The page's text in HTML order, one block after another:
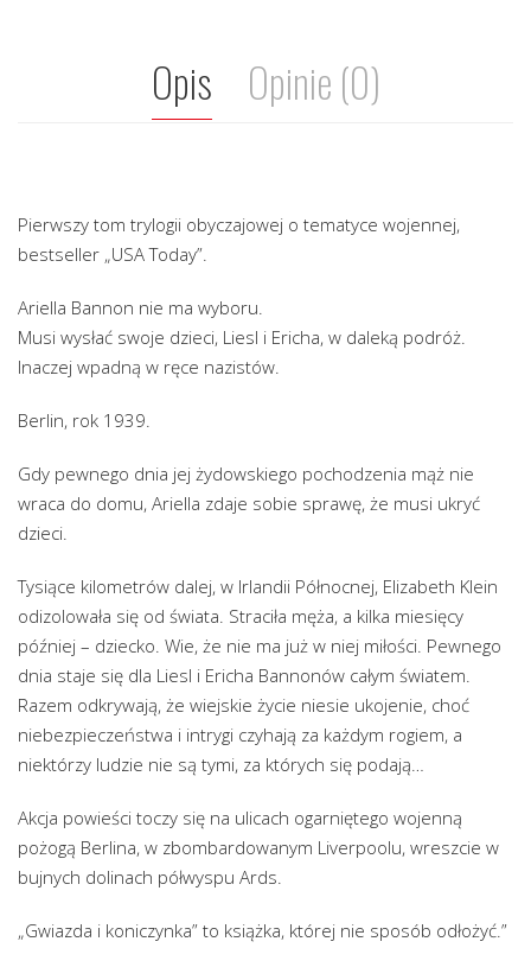
Opis Opinie (0)
Pierwszy tom trylogii obyczajowej o tematyce wojennej,
bestseller „USA Today”.
Ariella Bannon nie ma wyboru.
Musi wysłać swoje dzieci, Liesl i Ericha, w daleką podróż.
Inaczej wpadną w ręce nazistów.
Berlin, rok 1939.
Gdy pewnego dnia jej żydowskiego pochodzenia mąż nie
wraca do domu, Ariella zdaje sobie sprawę, że musi ukryć
dzieci.
Tysiące kilometrów dalej, w Irlandii Północnej, Elizabeth Klein
odizolowała się od świata. Straciła męża, a kilka miesięcy
później – dziecko. Wie, że nie ma już w niej miłości. Pewnego
dnia staje się dla Liesl i Ericha Bannonów całym światem.
Razem odkrywają, że wiejskie życie niesie ukojenie, choć
niebezpieczeństwa i intrygi czyhają za każdym rogiem, a
niektórzy ludzie nie są tymi, za których się podają…
Akcja powieści toczy się na ulicach ogarniętego wojenną
pożogą Berlina, w zbombardowanym Liverpoolu, wreszcie w
bujnych dolinach półwyspu Ards.
„Gwiazda i koniczynka” to książka, której nie sposób odłożyć.”